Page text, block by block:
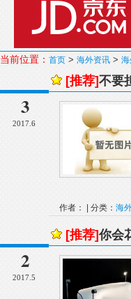
当前位置： 首页 > 海外资讯 >
3
2017.6
[推荐]不要
作者： | 分类： 海
2
2017.5
[推荐]你会